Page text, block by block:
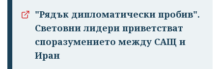
"Рядък дипломатически пробив".
Световни лидери приветстват
споразумението между САЩ и
Иран